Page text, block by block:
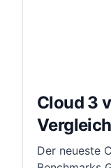
Cloud 3
Der neueste